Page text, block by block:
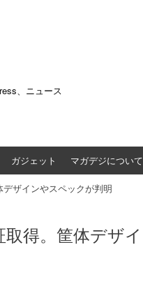
、ニュース
ガジェット マガデジについて
ザインやスペックが判明
得。筐体デザイ